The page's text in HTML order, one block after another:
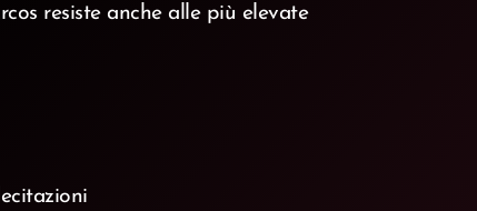
resiste anche alle più elevate